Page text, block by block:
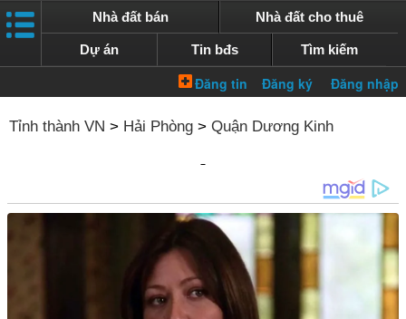
Nhà đất bán Nhà đất cho thuê
Dự án Tin bđs Tìm kiếm
Tỉnh thành VN > Hải Phòng > Quận Dương Kinh